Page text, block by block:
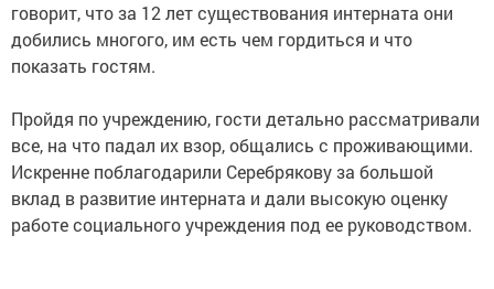
говорит, что за 12 лет существования интерната они
добились многого, им есть чем гордиться и что
показать гостям.
Пройдя по учреждению, гости детально рассматривали
все, на что падал их взор, общались с проживающими.
Искренне поблагодарили Серебрякову за большой
вклад в развитие интерната и дали высокую оценку
работе социального учреждения под ее руководством.